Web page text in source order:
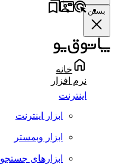
بستن
خانه
نرم افزار
اینترنت
ابزار اینترنت
ابزار وبمستر
ابزارهای جستجو